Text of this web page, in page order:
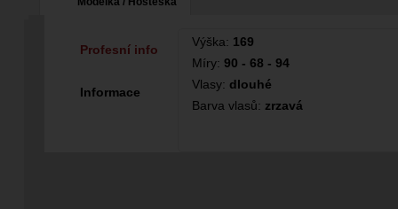
Výška: 169
Míry: 90 - 68 - 94
Vlasy: dlouhé
Barva vlasů: zrzavá
Profesní info
Informace